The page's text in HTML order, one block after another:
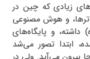
زیادی که چین در
و هوش مصنوعی
و پایگاه‌های
ابتدا تصور می‌شد